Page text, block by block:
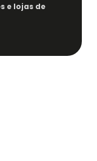
e lojas de